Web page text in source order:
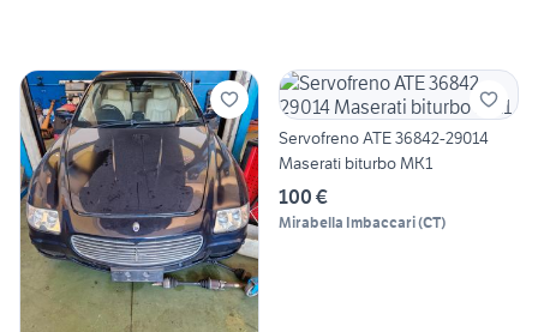
Servofreno ATE 36842-29014
Maserati biturbo MK1
100 €
Mirabella Imbaccari(CT)